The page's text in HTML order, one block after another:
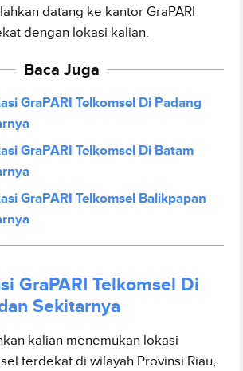
datang ke kantor GraPARI
dengan lokasi kalian.
Baca Juga
GraPARI Telkomsel Di Padang
GraPARI Telkomsel Di Batam
GraPARI Telkomsel Balikpapan
GraPARI Telkomsel Di
Sekitarnya
kalian menemukan lokasi
terdekat di wilayah Provinsi Riau,